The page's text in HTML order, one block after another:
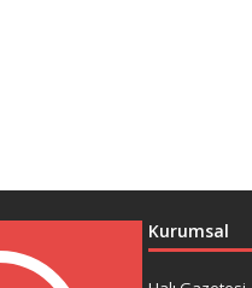
Kurumsal